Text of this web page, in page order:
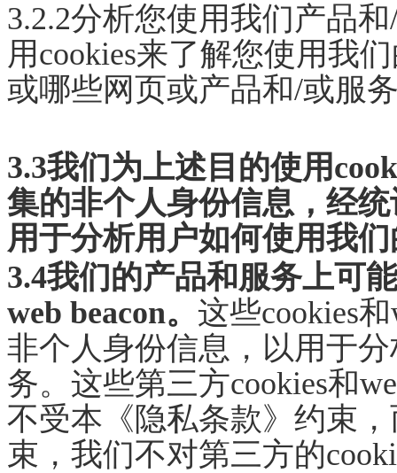
3.2.2分析您使用我们产品
用cookies来了解您使用我
或哪些网页或产品和/或服
3.3我们为上述目的使用
集的非个人身份信息，经
用于分析用户如何使用我
3.4我们的产品和服务上可
web beacon。 这些cookies
非个人身份信息，以用于
务。这些第三方cookies和
不受本《隐私条款》约束
束，我们不对第三方的